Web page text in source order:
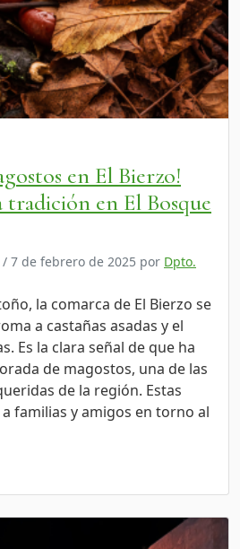
en El Bierzo!
tradición en El Bosque
/ 7 de febrero de 2025 por Dpto.
la comarca de El Bierzo se
a castañas asadas y el
Es la clara señal de que ha
de magostos, una de las
de la región. Estas
familias y amigos en torno al